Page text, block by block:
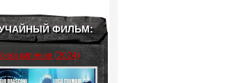
ФИЛЬМ:
кипения (2024)